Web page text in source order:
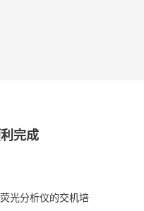
完成
光分析仪的交机培